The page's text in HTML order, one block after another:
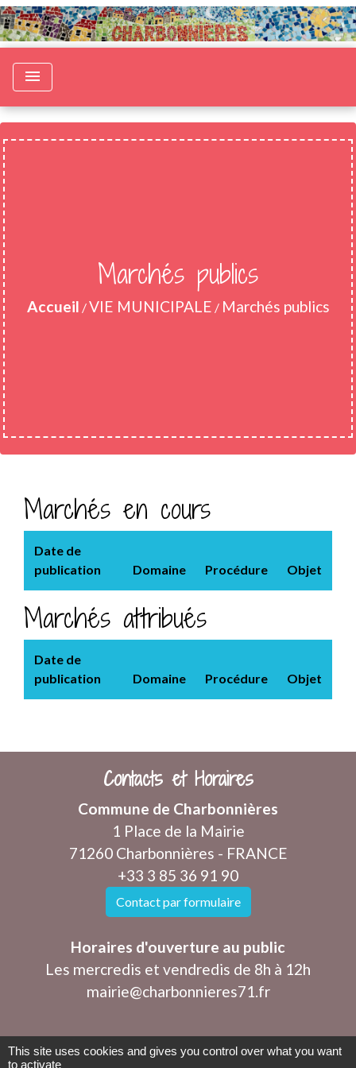
menu
Marchés publics
Accueil /VIE MUNICIPALE / Marchés publics
Marchés en cours
Date de
publication
Domaine Procédure Objet
Marchés attribués
Date de
publication
Domaine Procédure Objet
Contacts et Horaires
Commune de Charbonnières
1 Place de la Mairie
71260 Charbonnières - FRANCE
+33 3 85 36 91 90
Contact par formulaire
Horaires d'ouverture au public
Les mercredis et vendredis de 8h à 12h
mairie@charbonnieres71.fr
This site uses cookies and gives you control over what you want
to activate